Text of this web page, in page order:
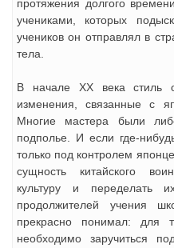
протяжения долгого
учениками, которых
учеников он отправлял в
тела.
В начале XX века стиль
изменения, связанные с
Многие мастера были
подполье. И если где-
только под контролем
сущность китайского
культуру и
продолжителей учения
прекрасно понимал: для
необходимо заручиться